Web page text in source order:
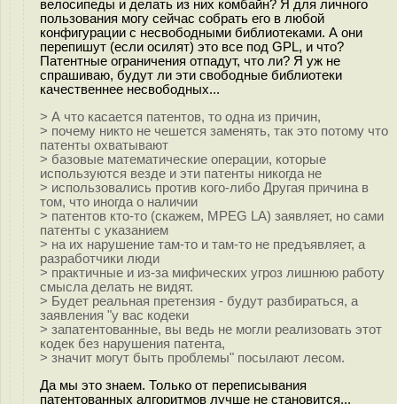
велосипеды и делать из них комбайн? Я для личного
пользования могу сейчас собрать его в любой
конфигурации с несвободными библиотеками. А они
перепишут (если осилят) это все под GPL, и что?
Патентные ограничения отпадут, что ли? Я уж не
спрашиваю, будут ли эти свободные библиотеки
качественнее несвободных...
> А что касается патентов, то одна из причин,
> почему никто не чешется заменять, так это потому что
патенты охватывают
> базовые математические операции, которые
используются везде и эти патенты никогда не
> использовались против кого-либо Другая причина в
том, что иногда о наличии
> патентов кто-то (скажем, MPEG LA) заявляет, но сами
патенты с указанием
> на их нарушение там-то и там-то не предъявляет, а
разработчики люди
> практичные и из-за мифических угроз лишнюю работу
смысла делать не видят.
> Будет реальная претензия - будут разбираться, а
заявления "у вас кодеки
> запатентованные, вы ведь не могли реализовать этот
кодек без нарушения патента,
> значит могут быть проблемы" посылают лесом.
Да мы это знаем. Только от переписывания
патентованных алгоритмов лучше не становится...